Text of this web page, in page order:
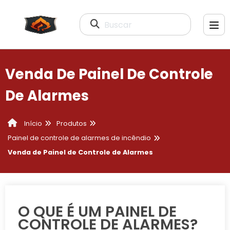
Buscar
Venda De Painel De Controle
De Alarmes
Início
Produtos
Painel de controle de alarmes de incêndio
Venda de Painel de Controle de Alarmes
O QUE É UM PAINEL DE
CONTROLE DE ALARMES?